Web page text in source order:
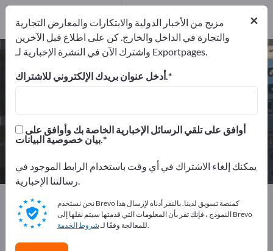
مفاتيح أمان – اعثر على الشركات
المصنعة والموردين
موزعون
من المصنعين10
موزعون 1
Exportpages الأمان والحماية
تجهيزات الحماية
مفاتيح أمان
×
مزيج من الأخبار الدولية والابتكارات والمعارض التجارية
والتجارة في الداخل والخارج. كن على اطلاع قبل الآخرين
واشترك الآن في النشرة الإخبارية لـ Exportpages.
أدخل عنوان بريدك الإلكتروني للاشتراك.
بيان خصوصية البيانات.
يمكنك إلغاء الاشتراك في أي وقت باستخدام الرابط الموجود في
رسالتنا الإخبارية.
نحن نستخدم Brevo كمنصة تسويق لدينا. بالنقر أدناه لإرسال هذا
النموذج ، فإنك تقر بأن المعلومات التي قدمتها سيتم نقلها إلى Brevo
للمعالجة وفقًا لـشروط الخدمة .